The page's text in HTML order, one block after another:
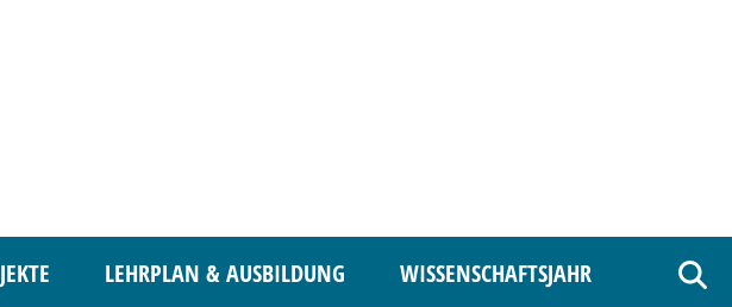
LEHRPLAN & AUSBILDUNG WISSENSCHAFTSJAHR